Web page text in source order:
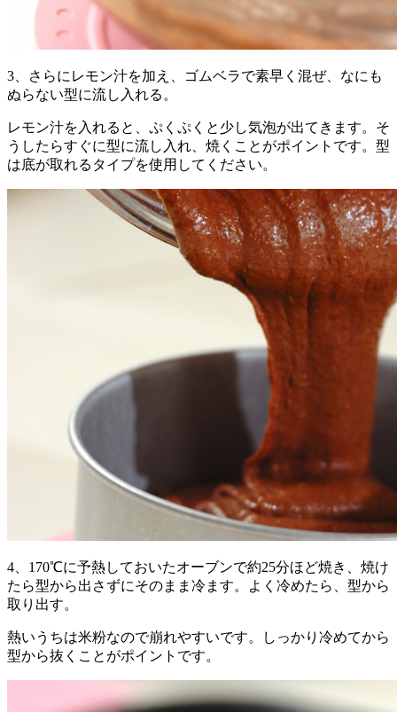
3、さらにレモン汁を加え、ゴムベラで素早く混ぜ、なにも
ぬらない型に流し入れる。
レモン汁を入れると、ぷくぷくと少し気泡が出てきます。そ
うしたらすぐに型に流し入れ、焼くことがポイントです。型
は底が取れるタイプを使用してください。
4、170℃に予熱しておいたオーブンで約25分ほど焼き、焼け
たら型から出さずにそのまま冷ます。よく冷めたら、型から
取り出す。
熱いうちは米粉なので崩れやすいです。しっかり冷めてから
型から抜くことがポイントです。